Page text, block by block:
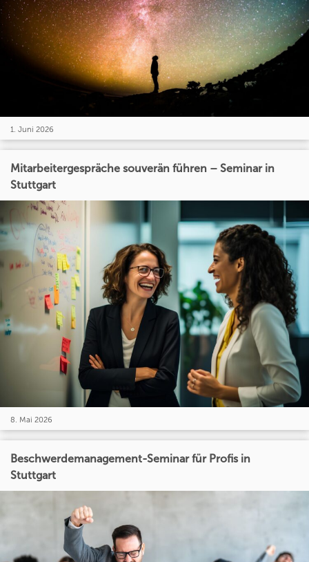
1. Juni 2026
Mitarbeitergespräche souverän führen – Seminar in
Stuttgart
8. Mai 2026
Beschwerdemanagement-Seminar für Profis in
Stuttgart